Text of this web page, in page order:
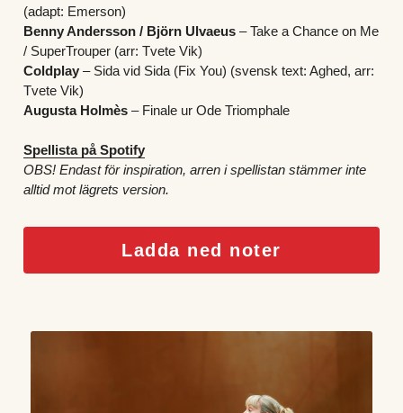
(adapt: Emerson)
Benny Andersson / Björn Ulvaeus – Take a Chance on Me
/ SuperTrouper (arr: Tvete Vik)
Coldplay – Sida vid Sida (Fix You) (svensk text: Aghed, arr:
Tvete Vik)
Augusta Holmès – Finale ur Ode Triomphale
Spellista på Spotify
OBS! Endast för inspiration, arren i spellistan stämmer inte
alltid mot lägrets version.
Ladda ned noter